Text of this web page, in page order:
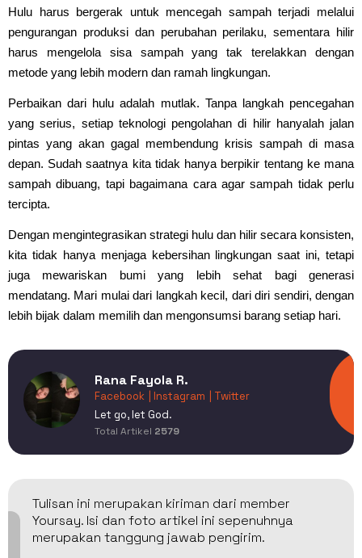
Hulu harus bergerak untuk mencegah sampah terjadi melalui
pengurangan produksi dan perubahan perilaku, sementara hilir
harus mengelola sisa sampah yang tak terelakkan dengan
metode yang lebih modern dan ramah lingkungan.
Perbaikan dari hulu adalah mutlak. Tanpa langkah pencegahan
yang serius, setiap teknologi pengolahan di hilir hanyalah jalan
pintas yang akan gagal membendung krisis sampah di masa
depan. Sudah saatnya kita tidak hanya berpikir tentang ke mana
sampah dibuang, tapi bagaimana cara agar sampah tidak perlu
tercipta.
Dengan mengintegrasikan strategi hulu dan hilir secara konsisten,
kita tidak hanya menjaga kebersihan lingkungan saat ini, tetapi
juga mewariskan bumi yang lebih sehat bagi generasi
mendatang. Mari mulai dari langkah kecil, dari diri sendiri, dengan
lebih bijak dalam memilih dan mengonsumsi barang setiap hari.
Rana Fayola R.
Facebook | Instagram
| Twitter
Let go, let God.
Total Artikel 2579
Tulisan ini merupakan kiriman dari member
Yoursay. Isi dan foto artikel ini sepenuhnya
merupakan tanggung jawab pengirim.